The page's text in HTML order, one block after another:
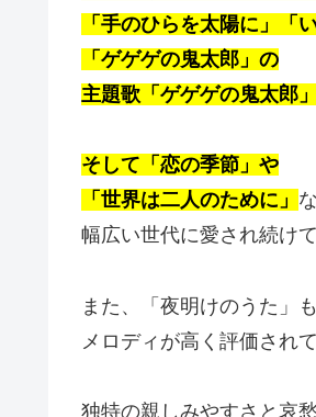
「手のひらを太陽に」「
「ゲゲゲの鬼太郎」の
主題歌「ゲゲゲの鬼太郎」
そして「恋の季節」や
「世界は二人のために」
幅広い世代に愛され続けて
また、「夜明けのうた」
メロディが高く評価され
独特の親しみやすさと哀